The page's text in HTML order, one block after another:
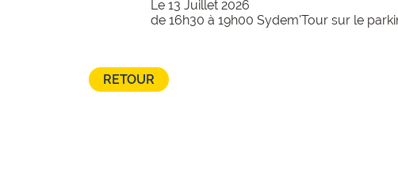
Le 13 Juillet 2026
de 16h30 à 19h00 Sydem'Tour sur le
RETOUR